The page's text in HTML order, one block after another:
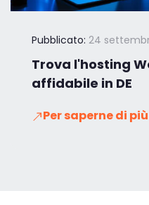
Pubblicato: 24
Trova l'hosting
affidabile in DE
Per saperne di più